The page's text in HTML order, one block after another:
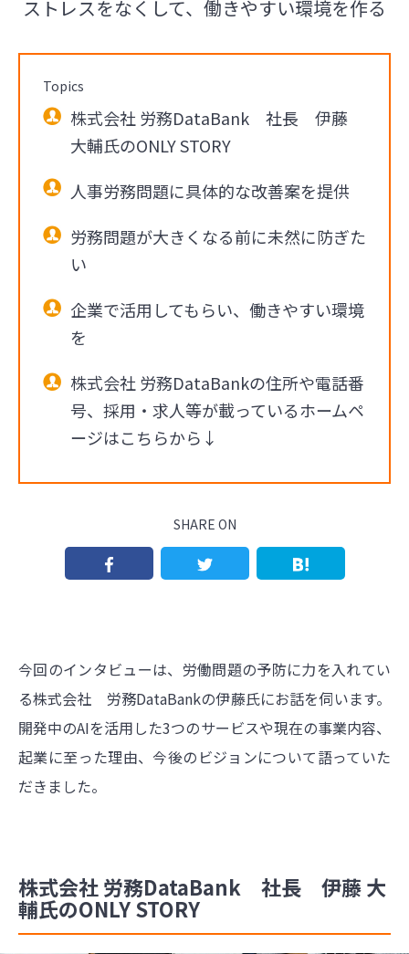
ストレスをなくして、働きやすい環境を作る
Topics
株式会社 労務DataBank 社長 伊藤
大輔氏のONLY STORY
人事労務問題に具体的な改善案を提供
労務問題が大きくなる前に未然に防ぎた
い
企業で活用してもらい、働きやすい環境
を
株式会社 労務DataBankの住所や電話番
号、採用・求人等が載っているホームペ
ージはこちらから↓
SHARE ON
今回のインタビューは、労働問題の予防に力を入れてい
る株式会社 労務DataBankの伊藤氏にお話を伺います。
開発中のAIを活用した3つのサービスや現在の事業内容、
起業に至った理由、今後のビジョンについて語っていた
だきました。
株式会社 労務DataBank 社長 伊藤 大
輔氏のONLY STORY